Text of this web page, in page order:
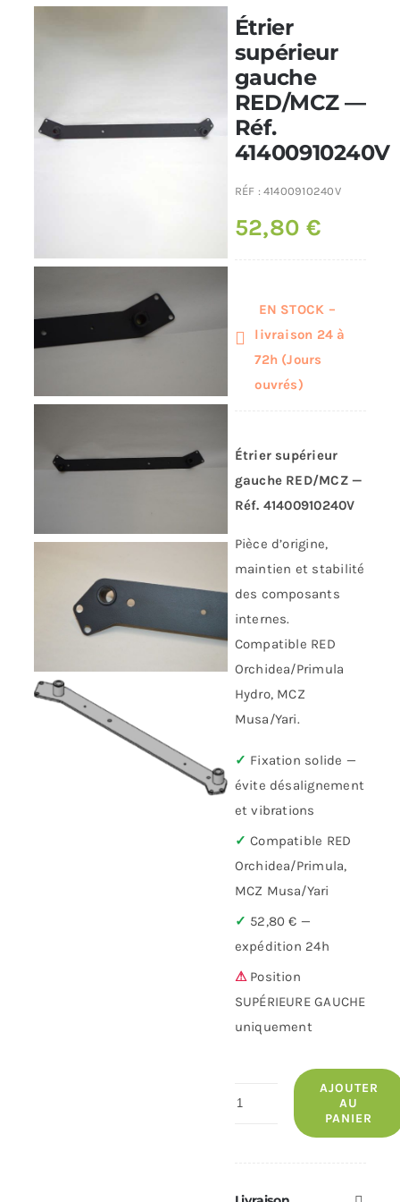
Étrier
supérieur
gauche
RED/MCZ —
Réf.
41400910240V
RÉF :41400910240V
52,80€
EN STOCK –
livraison 24 à
72h (Jours
ouvrés)
Étrier supérieur
gauche RED/MCZ —
Réf. 41400910240V
Pièce d’origine,
maintien et stabilité
des composants
internes.
Compatible RED
Orchidea/Primula
Hydro, MCZ
Musa/Yari.
✓ Fixation solide —
évite désalignement
et vibrations
✓ Compatible RED
Orchidea/Primula,
MCZ Musa/Yari
✓ 52,80 € —
expédition 24h
⚠Position
SUPÉRIEURE GAUCHE
uniquement
quantité
gauche
AJOUTER
AU
PANIER